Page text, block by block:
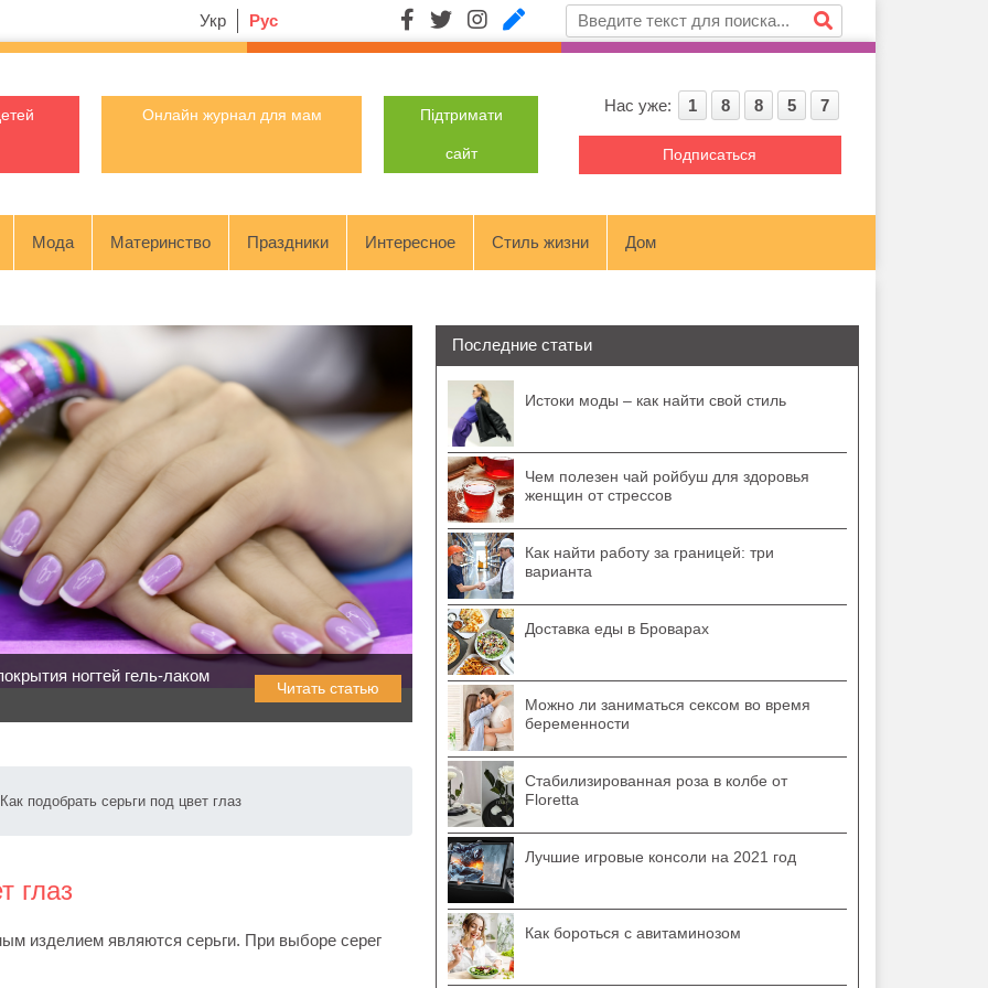
Укр Рус
Онлайн журнал для мам Підтримати
сайт
Нас уже: 1 8 8 5 7
Подписаться
Мода Материнство Праздники Интересное Стиль жизни Дом
ногтей гель-лаком
Читать статью
Как подобрать серьги под цвет глаз
глаз
изделием являются серьги. При выборе серег
Последние статьи
Истоки моды – как найти свой стиль
Чем полезен чай ройбуш для здоровья
женщин от стрессов
Как найти работу за границей: три
варианта
Доставка еды в Броварах
Можно ли заниматься сексом во время
беременности
Стабилизированная роза в колбе от
Floretta
Лучшие игровые консоли на 2021 год
Как бороться с авитаминозом